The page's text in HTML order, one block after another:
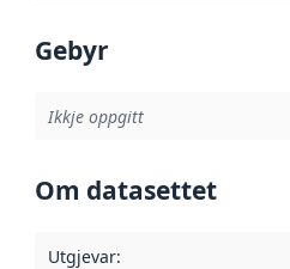
Gebyr
Ikkje oppgitt
Om datasettet
Utgjevar: